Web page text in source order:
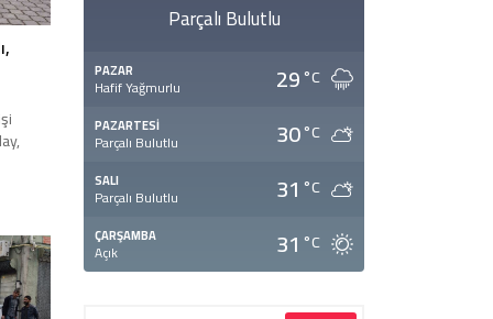
Parçalı Bulutlu
PAZAR
Hafif Yağmurlu 29°C
PAZARTESI
Parçalı Bulutlu 30°C
SALI
Parçalı Bulutlu 31 °C
ÇARŞAMBA
Açık 31 °C